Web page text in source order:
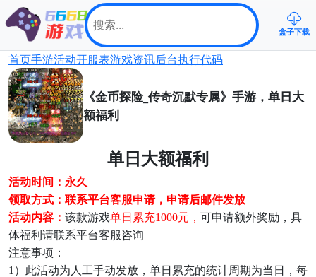
盒子下载
首页手游活动开服表游戏资讯后台执行代码
《金币探险_传奇沉默专属》手游，单日大
额福利
单日大额福利
活动时间 ： 永久
领取方式：联系平台客服申请，申请后邮件发放
活动内容： 该款游戏单日累充1000元， 可申请额外奖励，具
体福利请联系平台客服咨询
注意事项 ：
1）此活动为人工手动发放，单日累充的统计周期为当日，每